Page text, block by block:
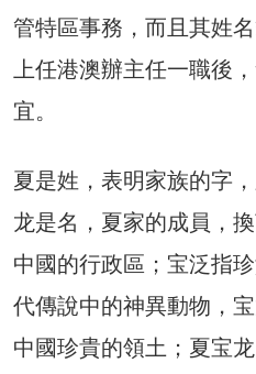
管特區事務，而且其姓
上任港澳辦主任一職後
宜。
夏是姓，表明家族的字
龙是名，夏家的成員，
中國的行政區；宝泛指
代傳說中的神異動物，
中國珍貴的領土；夏宝